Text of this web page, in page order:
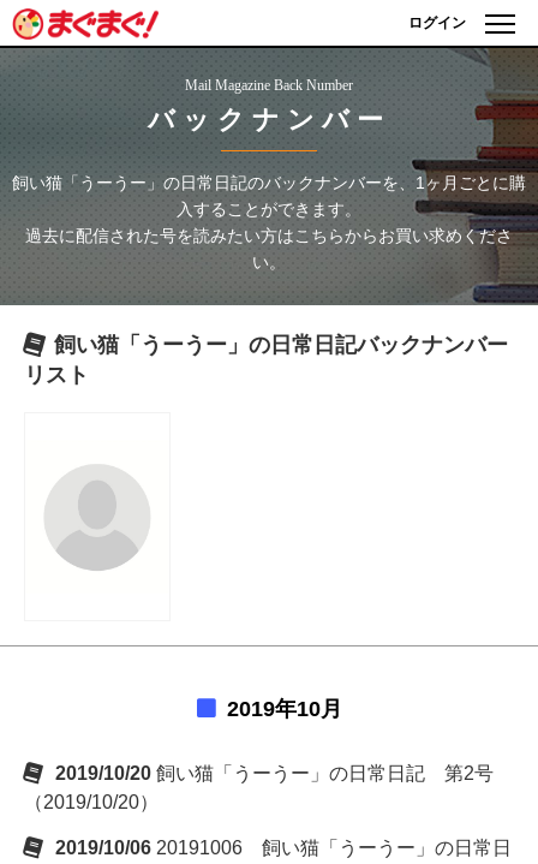
ログイン
Mail Magazine Back Number
バックナンバー
飼い猫「うーうー」の日常日記のバックナンバーを、1ヶ月ごとに購
入することができます。
過去に配信された号を読みたい方はこちらからお買い求めくださ
い。
飼い猫「うーうー」の日常日記バックナンバー
リスト
2019年10月
2019/10/20 飼い猫「うーうー」の日常日記 第2号
（2019/10/20）
2019/10/06 20191006 飼い猫「うーうー」の日常日